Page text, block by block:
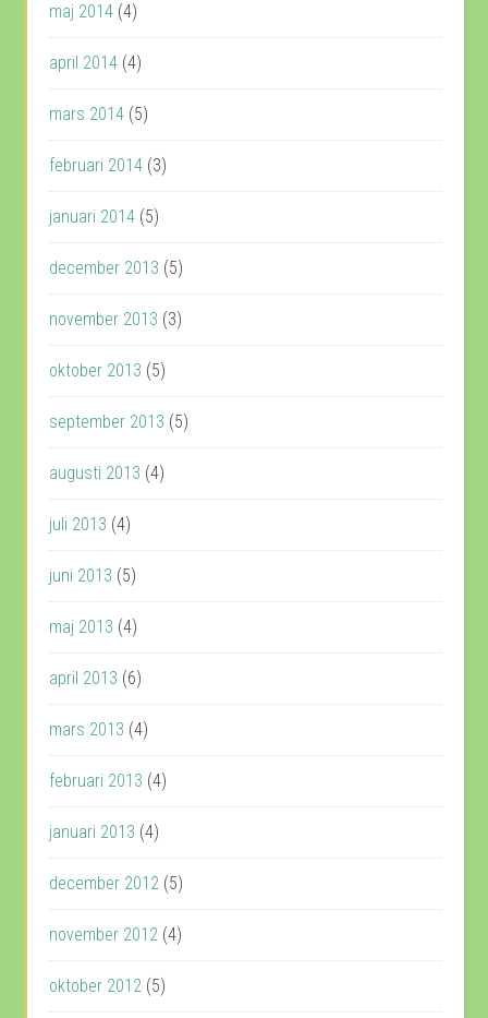
maj 2014 (4)
april 2014 (4)
mars 2014 (5)
februari 2014 (3)
januari 2014 (5)
december 2013 (5)
november 2013 (3)
oktober 2013 (5)
september 2013 (5)
augusti 2013 (4)
juli 2013 (4)
juni 2013 (5)
maj 2013 (4)
april 2013 (6)
mars 2013 (4)
februari 2013 (4)
januari 2013 (4)
december 2012 (5)
november 2012 (4)
oktober 2012 (5)